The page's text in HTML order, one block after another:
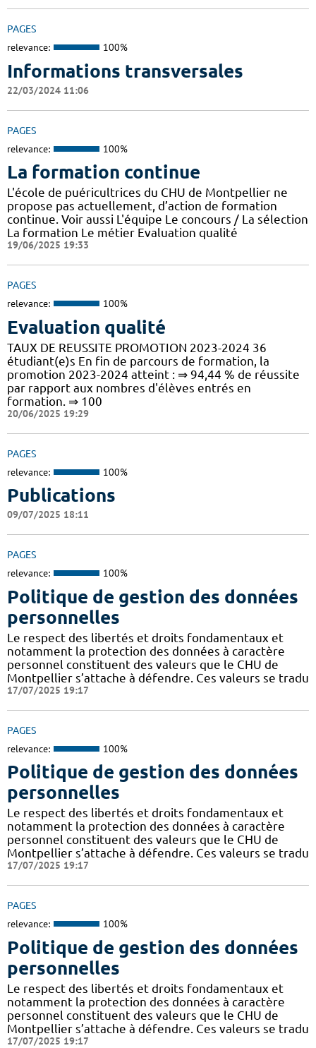
PAGES
relevance: 100%
Informations transversales
22/03/2024 11:06
PAGES
relevance: 100%
La formation continue
L'école de puéricultrices du CHU de Montpellier ne
propose pas actuellement, d’action de formation
continue. Voir aussi L'équipe Le concours / La sélection
La formation Le métier Evaluation qualité
19/06/2025 19:33
PAGES
relevance: 100%
Evaluation qualité
TAUX DE REUSSITE PROMOTION 2023-2024 36
étudiant(e)s En fin de parcours de formation, la
promotion 2023-2024 atteint : ⇒ 94,44 % de réussite
par rapport aux nombres d'élèves entrés en
formation. ⇒ 100
20/06/2025 19:29
PAGES
relevance: 100%
Publications
09/07/2025 18:11
PAGES
relevance: 100%
Politique de gestion des données
personnelles
Le respect des libertés et droits fondamentaux et
notamment la protection des données à caractère
personnel constituent des valeurs que le CHU de
Montpellier s’attache à défendre. Ces valeurs se tradu
17/07/2025 19:17
PAGES
relevance: 100%
Politique de gestion des données
personnelles
Le respect des libertés et droits fondamentaux et
notamment la protection des données à caractère
personnel constituent des valeurs que le CHU de
Montpellier s’attache à défendre. Ces valeurs se tradu
17/07/2025 19:17
PAGES
relevance: 100%
Politique de gestion des données
personnelles
Le respect des libertés et droits fondamentaux et
notamment la protection des données à caractère
personnel constituent des valeurs que le CHU de
Montpellier s’attache à défendre. Ces valeurs se tradu
17/07/2025 19:17